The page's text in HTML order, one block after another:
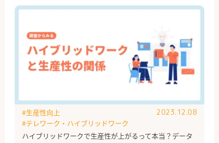
ハイブリッドワークで生産性が上がるって本当？データ
#生産性向上
#テレワーク・ハイブリッドワーク
2023.12.08